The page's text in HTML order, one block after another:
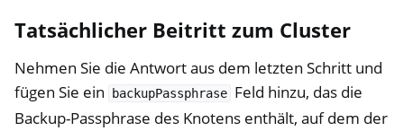
Tatsächlicher Beitritt zum Cluster
Nehmen Sie die Antwort aus dem letzten Schritt und
fügen Sie ein
backupPassphrase Feld hinzu, das die
Backup-Passphrase des Knotens enthält, auf dem der